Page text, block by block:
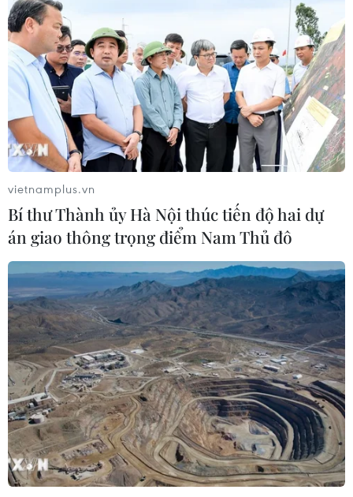
Các doanh nhân trẻ tham dự buổi gặp mặt. (Ảnh: Thống
Nhất/TTXVN)
Các doanh nhân trẻ tham dự buổi gặp mặt. (Ảnh: Thống
Nhất/TTXVN)
(TTXVN/Vietnam+)
vietnamplus.vn
Bí thư Thành ủy Hà Nội thúc tiến độ hai dự
án giao thông trọng điểm Nam Thủ đô